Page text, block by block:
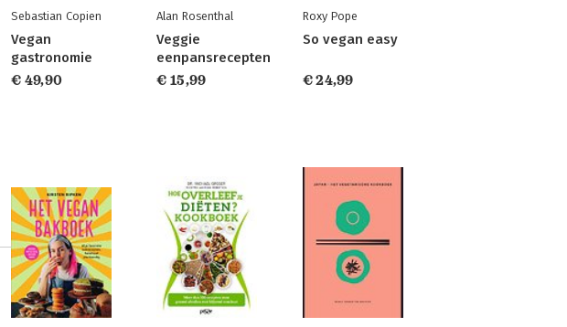
Sebastian Copien
Vegan
gastronomie
€ 49,90
Alan Rosenthal
Veggie
eenpansrecepten
€ 15,99
Roxy Pope
So vegan easy
€ 24,99